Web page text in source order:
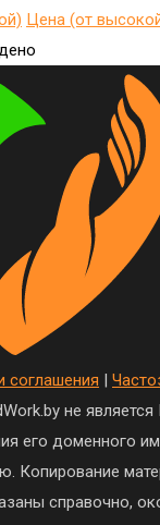
Цена (от
соглашения |
не
его доменного
Копирование
справочно,